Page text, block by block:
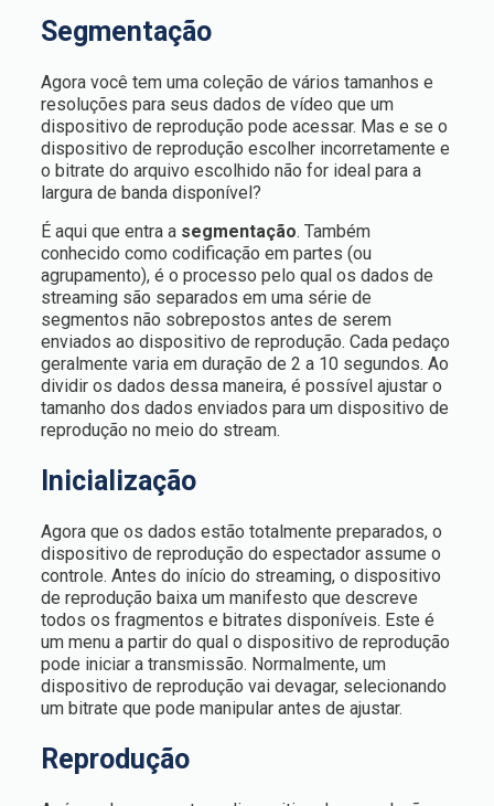
Segmentação
Agora você tem uma coleção de vários tamanhos e
resoluções para seus dados de vídeo que um
dispositivo de reprodução pode acessar. Mas e se o
dispositivo de reprodução escolher incorretamente e
o bitrate do arquivo escolhido não for ideal para a
largura de banda disponível?
É aqui que entra a segmentação. Também
conhecido como codificação em partes (ou
agrupamento), é o processo pelo qual os dados de
streaming são separados em uma série de
segmentos não sobrepostos antes de serem
enviados ao dispositivo de reprodução. Cada pedaço
geralmente varia em duração de 2 a 10 segundos. Ao
dividir os dados dessa maneira, é possível ajustar o
tamanho dos dados enviados para um dispositivo de
reprodução no meio do stream.
Inicialização
Agora que os dados estão totalmente preparados, o
dispositivo de reprodução do espectador assume o
controle. Antes do início do streaming, o dispositivo
de reprodução baixa um manifesto que descreve
todos os fragmentos e bitrates disponíveis. Este é
um menu a partir do qual o dispositivo de reprodução
pode iniciar a transmissão. Normalmente, um
dispositivo de reprodução vai devagar, selecionando
um bitrate que pode manipular antes de ajustar.
Reprodução